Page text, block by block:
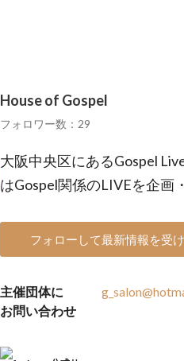
House of Gospel
フォロワー数：29
大阪中央区にあるGospel
はGospel関係のLIVEを企画
フォローして最新情報を受
主催団体に
お問い合わせ